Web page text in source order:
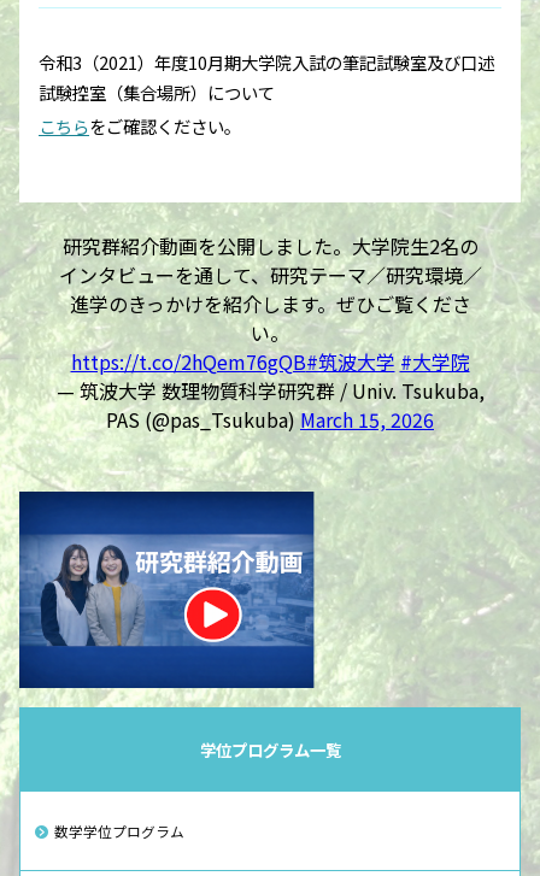
令和3（2021）年度10月期大学院入試の筆記試験室及び口述
試験控室（集合場所）について
こちらをご確認ください。
研究群紹介動画を公開しました。大学院生2名の
インタビューを通して、研究テーマ／研究環境／
進学のきっかけを紹介します。ぜひご覧くださ
い。
https://t.co/2hQem76gQB#筑波大学 #大学院
— 筑波大学 数理物質科学研究群 / Univ. Tsukuba,
PAS (@pas_Tsukuba)March 15, 2026
学位プログラム一覧
数学学位プログラム